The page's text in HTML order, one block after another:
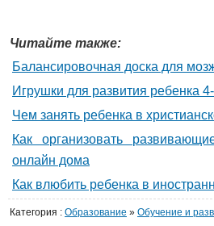
Читайте также:
Балансировочная доска для
Игрушки для развития ребенка
Чем занять ребенка в
Как организовать
онлайн дома
Как влюбить ребенка в
Категория : Образование » Обучение и